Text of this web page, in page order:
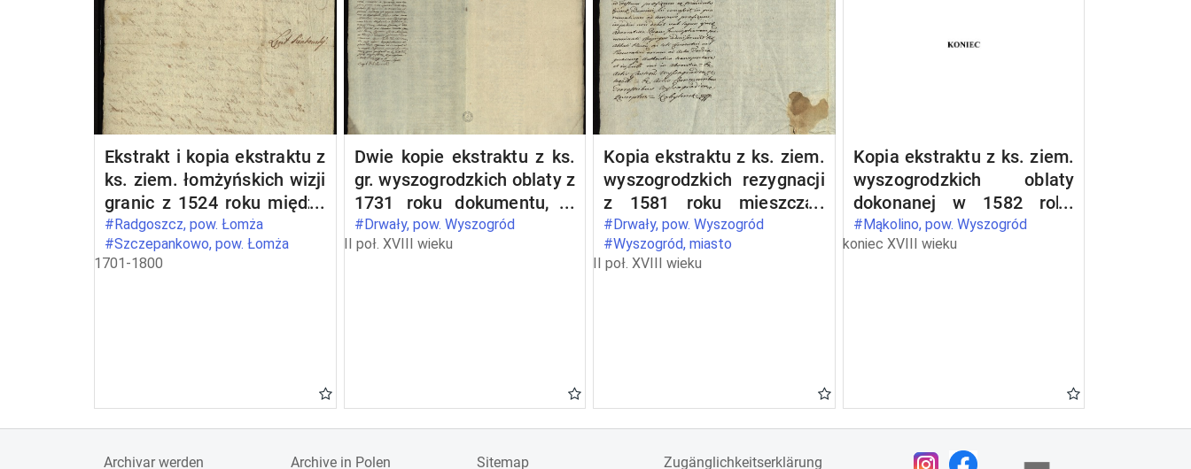
Ekstrakt i kopia ekstraktu z
ks. ziem. łomżyńskich wizji
granic z 1524 roku między
dobrami opata Stanisława
Barczykowskiego
Szczepankowo i Wszerzec
#Radgoszcz, pow. Łomża
#Szczepankowo, pow. Łomża
1701-1800
Dwie kopie ekstraktu z ks.
gr. wyszogrodzkich oblaty z
1731 roku dokumentu, w
którym Kazimierz, ks.
mazowiecki (1353, 15 V
- in Jazdów), w którym
książę nadaje klasztorowi
benedyktynów w Płocku
brzeg Wisły we wioskach
#Drwały, pow. Wyszogród
II poł. XVIII wieku
Kopia ekstraktu z ks. ziem.
wyszogrodzkich rezygnacji
z 1581 roku mieszczan
wyszogrodzkich Piotra
Pianki i Urszuli Wodczanki
z wójtostwa w Drwałach na
#Drwały, pow. Wyszogród
#Wyszogród, miasto
II poł. XVIII wieku
Kopia ekstraktu z ks. ziem.
wyszogrodzkich oblaty
dokonanej w 1582 roku
relacji intromisji opata
Piotra Borukowskiego do
#Mąkolino, pow. Wyszogród
koniec XVIII wieku
Archivar werden Archive in Polen Sitemap Zugänglichkeitserklärung